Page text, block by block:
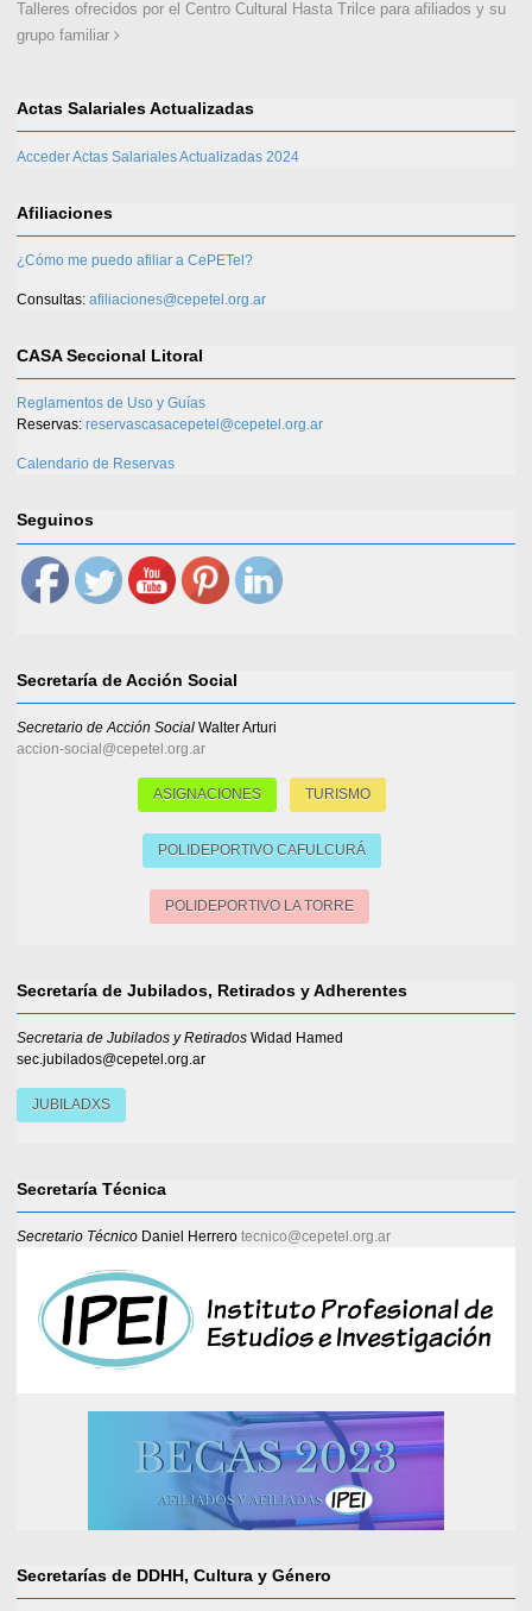
Talleres ofrecidos por el Centro Cultural Hasta Trilce para afiliados y su
grupo familiar
Actas Salariales Actualizadas
Acceder Actas Salariales Actualizadas 2024
Afiliaciones
¿Cómo me puedo afiliar a CePETel?
Consultas: afiliaciones@cepetel.org.ar
CASA Seccional Litoral
Reglamentos de Uso y Guías
Reservas: reservascasacepetel@cepetel.org.ar
Calendario de Reservas
Seguinos
Secretaría de Acción Social
Secretario de Acción Social Walter Arturi
accion-social@cepetel.org.ar
ASIGNACIONES TURISMO
POLIDEPORTIVO CAFULCURÁ
POLIDEPORTIVO LA TORRE
Secretaría de Jubilados, Retirados y Adherentes
Secretaria de Jubilados y Retirados Widad Hamed
sec.jubilados@cepetel.org.ar
JUBILADXS
Secretaría Técnica
Secretario Técnico Daniel Herrero tecnico@cepetel.org.ar
Secretarías de DDHH, Cultura y Género